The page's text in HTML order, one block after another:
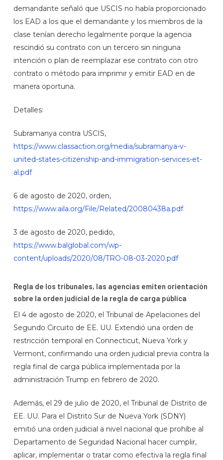
demandante señaló que USCIS no había proporcionado
los EAD a los que el demandante y los miembros de la
clase tenían derecho legalmente porque la agencia
rescindió su contrato con un tercero sin ninguna
intención o plan de reemplazar ese contrato con otro
contrato o método para imprimir y emitir EAD en de
manera oportuna.
Detalles:
Subramanya contra USCIS,
https://www.classaction.org/media/subramanya-v-
united-states-citizenship-and-immigration-services-et-
al.pdf
6 de agosto de 2020, orden,
https://www.aila.org/File/Related/20080438a.pdf
3 de agosto de 2020, pedido,
https://www.balglobal.com/wp-
content/uploads/2020/08/TRO-08-03-2020.pdf
Regla de los tribunales, las agencias emiten orientación
sobre la orden judicial de la regla de carga pública
El 4 de agosto de 2020, el Tribunal de Apelaciones del
Segundo Circuito de EE. UU. Extendió una orden de
restricción temporal en Connecticut, Nueva York y
Vermont, confirmando una orden judicial previa contra la
regla final de carga pública implementada por la
administración Trump en febrero de 2020.
Además, el 29 de julio de 2020, el Tribunal de Distrito de
EE. UU. Para el Distrito Sur de Nueva York (SDNY)
emitió una orden judicial a nivel nacional que prohíbe al
Departamento de Seguridad Nacional hacer cumplir,
aplicar, implementar o tratar como efectiva la regla final